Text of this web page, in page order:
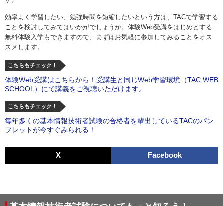
効率よく学習したい、勉強時間を短縮したいという方は、TACで学習する
ことを検討してみてはいかがでしょうか。体験Web受講をはじめとする
無料体験入学もできますので、まずはお気軽に参加してみることをオス
スメします。
こちらもチェック！
体験Web受講はこちらから！受講生と同じWeb学習環境（TAC WEB
SCHOOL）にて講義をご視聴いただけます。
こちらもチェック！
毎年多くの基本情報技術者試験の合格者を輩出しているTACのパン
フレットが今すぐみられる！
X Facebook